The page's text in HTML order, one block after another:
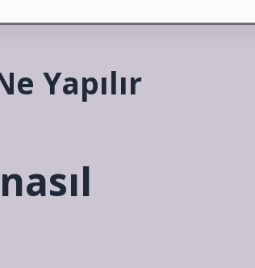
Yapılır